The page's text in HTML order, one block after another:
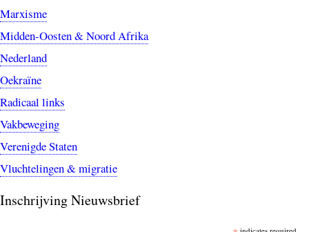
Marxisme
Midden-Oosten & Noord Afrika
Nederland
Oekraïne
Radicaal links
Vakbeweging
Verenigde Staten
Vluchtelingen & migratie
Inschrijving Nieuwsbrief